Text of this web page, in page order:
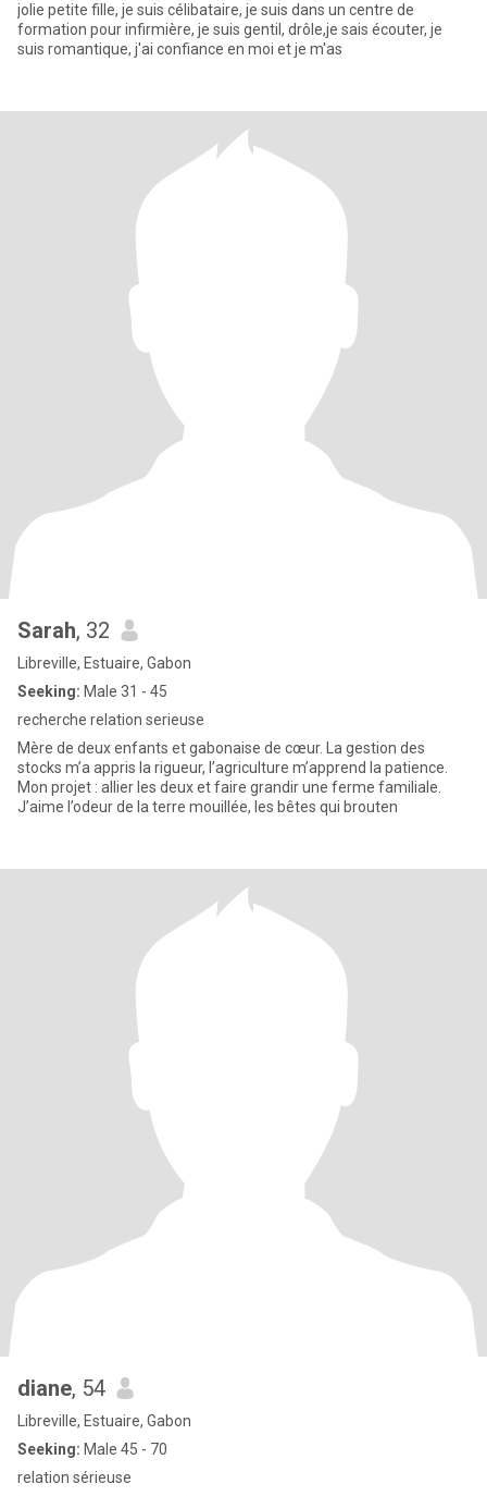
jolie petite fille, je suis célibataire, je suis dans un centre de
formation pour infirmière, je suis gentil, drôle,je sais écouter, je
suis romantique, j'ai confiance en moi et je m'as
Sarah, 32
Libreville, Estuaire, Gabon
Seeking: Male 31 - 45
recherche relation serieuse
Mère de deux enfants et gabonaise de cœur. La gestion des
stocks m’a appris la rigueur, l’agriculture m’apprend la patience.
Mon projet : allier les deux et faire grandir une ferme familiale.
J’aime l’odeur de la terre mouillée, les bêtes qui brouten
diane, 54
Libreville, Estuaire, Gabon
Seeking: Male 45 - 70
relation sérieuse